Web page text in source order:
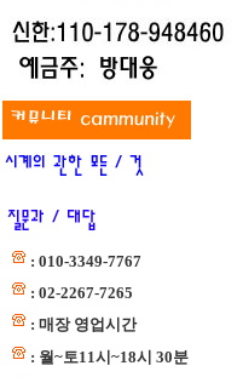
: 010-3349-7767
: 02-2267-7265
: 매장 영업시간
: 월~토11시~18시 30분